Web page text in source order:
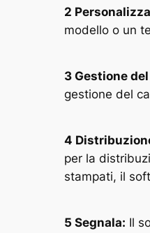
2
modello o un
3 Gestione
gestione del
4
per la
stampati, il
5 Segnala: Il